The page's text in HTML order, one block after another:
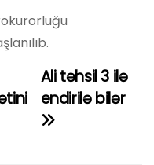
Ali təhsil 3 ilə
endirilə bilər